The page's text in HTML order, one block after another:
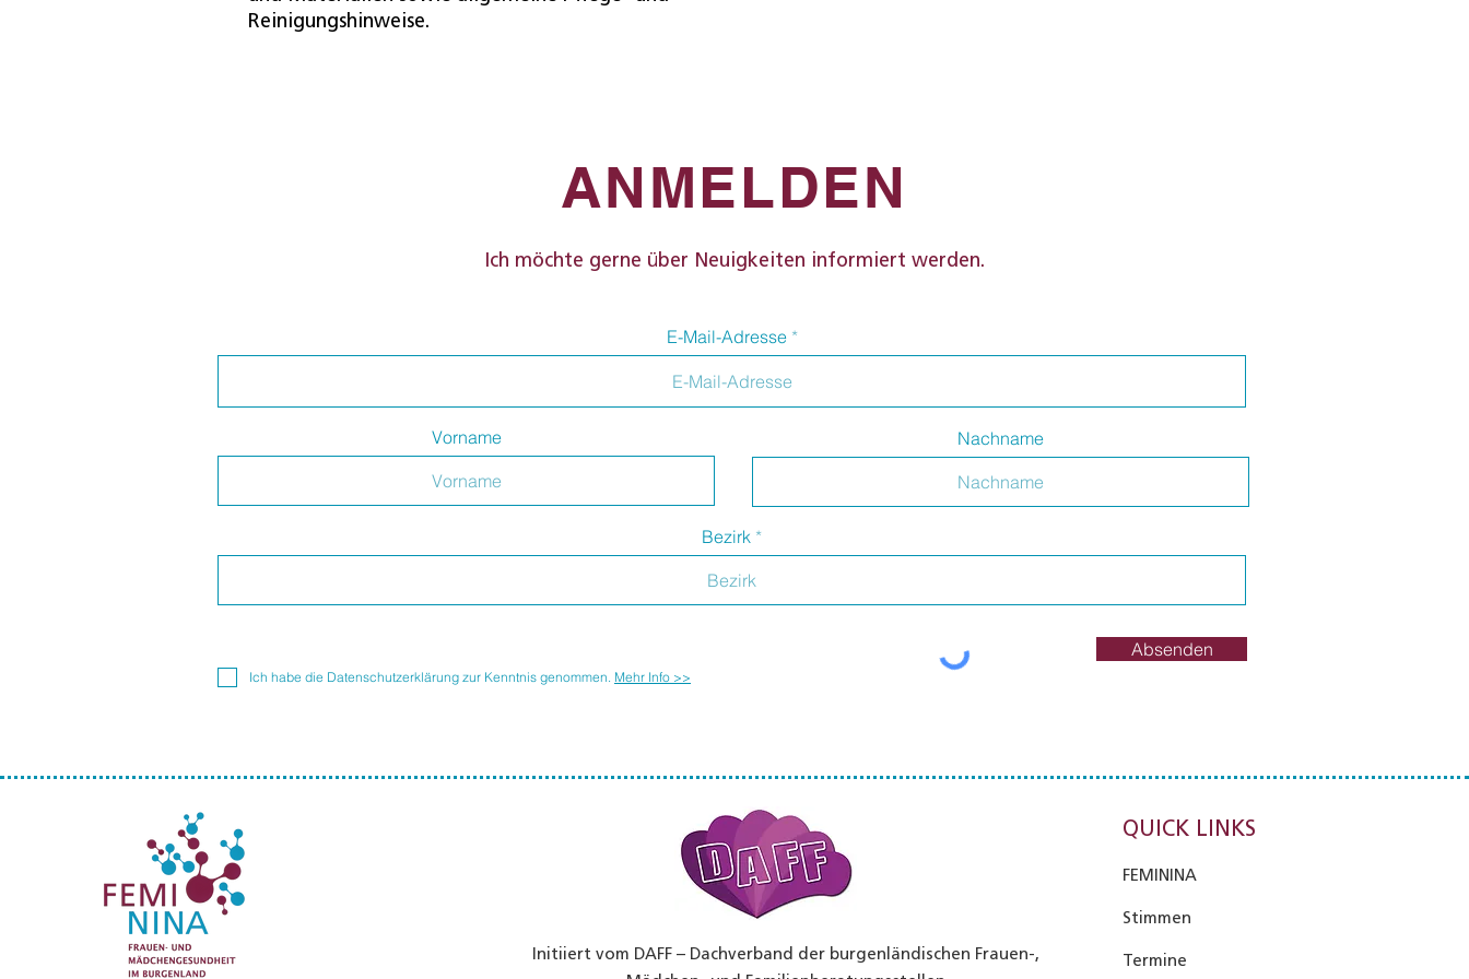
Reinigungshinweise.
ANMELDEN
Ich möchte gerne über Neuigkeiten informiert werden.
E-Mail-Adresse
Vorname Nachname
Bezirk
Ich habe die Datenschutzerklärung zur Kenntnis genommen. Mehr Info >>
Absenden
Initiiert vom DAFF – Dachverband der burgenländischen Frauen-,
QUICK LINKS
FEMININA
Stimmen
Termine